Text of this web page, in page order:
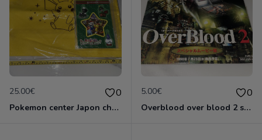
25.00€ 0
Pokemon center Japon christmas market ornament 2011 sac carte lapras v Lokhlass noël pikachu
5.00€ 0
Overblood over blood 2 special movie trial edition jp jap japon papx 90046 ps1 playstation 1